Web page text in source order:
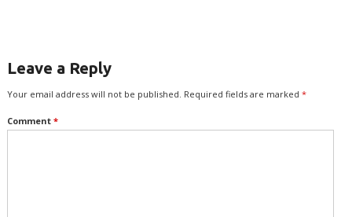
Leave a Reply
Your email address will not be published. Required fields are marked *
Comment *